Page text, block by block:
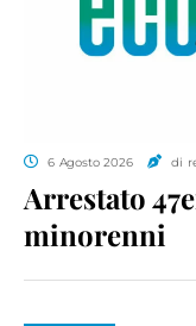
6 Agosto 2026 di
Arrestato
minorenni